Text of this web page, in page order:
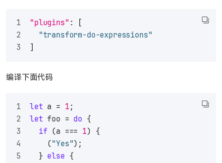
"plugins" :
[
"transform-do-expressions"
]
编译下面代码
let a = 1;
let foo = do {
if (a === 1) {
    (
"Yes");
  }
else {